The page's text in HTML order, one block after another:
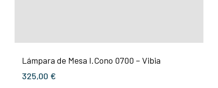
Lámpara de Mesa I.Cono 0700 – Vibia
325,00 €